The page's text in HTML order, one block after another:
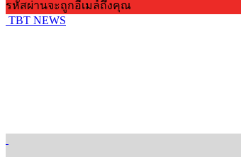
รหัสผ่านจะถูกอีเมล์ถึงคุณ
TBT NEWS